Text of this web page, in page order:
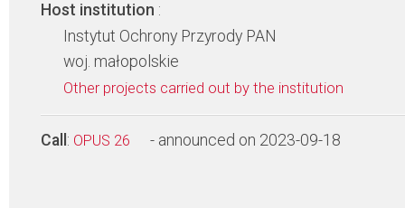
Host institution :
Instytut Ochrony Przyrody PAN
woj. małopolskie
Other projects carried out by the institution
Call : OPUS 26 - announced on 2023-09-18